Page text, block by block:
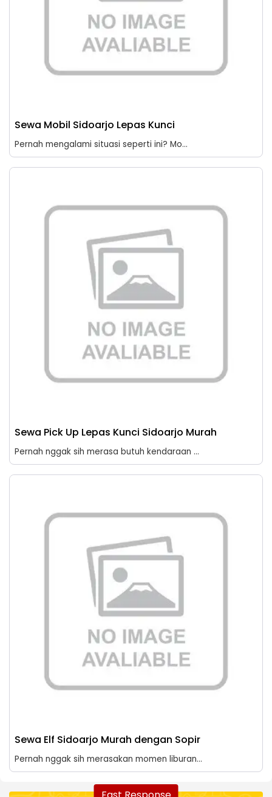
Sewa Mobil Sidoarjo Lepas Kunci
Pernah mengalami situasi seperti ini? Mo...
Sewa Pick Up Lepas Kunci Sidoarjo Murah
Pernah nggak sih merasa butuh kendaraan ...
Sewa Elf Sidoarjo Murah dengan Sopir
Pernah nggak sih merasakan momen liburan...